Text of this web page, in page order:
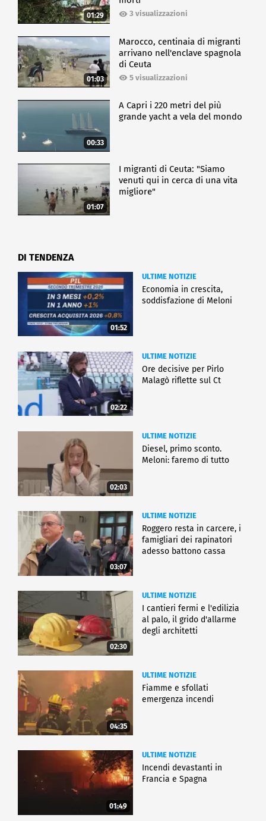
01:29 3 visualizzazioni
01:03
Marocco, centinaia di migranti
arrivano nell'enclave spagnola
di Ceuta
5 visualizzazioni
00:33
A Capri i 220 metri del più
grande yacht a vela del mondo
01:07
I migranti di Ceuta: "Siamo
venuti qui in cerca di una vita
migliore"
DI TENDENZA
01:52
ULTIME NOTIZIE
Economia in crescita,
soddisfazione di Meloni
02:22
ULTIME NOTIZIE
Ore decisive per Pirlo
Malagò riflette sul Ct
02:03
ULTIME NOTIZIE
Diesel, primo sconto.
Meloni: faremo di tutto
03:07
ULTIME NOTIZIE
Roggero resta in carcere, i
famigliari dei rapinatori
adesso battono cassa
02:30
ULTIME NOTIZIE
I cantieri fermi e l'edilizia
al palo, il grido d'allarme
degli architetti
04:35
ULTIME NOTIZIE
Fiamme e sfollati
emergenza incendi
01:49
ULTIME NOTIZIE
Incendi devastanti in
Francia e Spagna